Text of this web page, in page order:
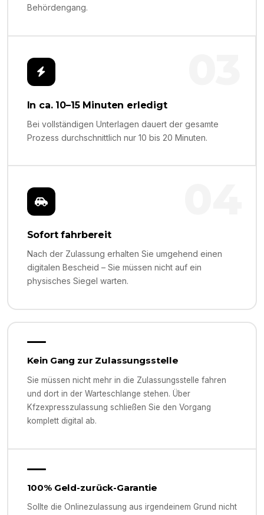
Behördengang.
In ca. 10–15 Minuten erledigt
Bei vollständigen Unterlagen dauert der gesamte
Prozess durchschnittlich nur 10 bis 20 Minuten.
Sofort fahrbereit
Nach der Zulassung erhalten Sie umgehend einen
digitalen Bescheid – Sie müssen nicht auf ein
physisches Siegel warten.
Kein Gang zur Zulassungsstelle
Sie müssen nicht mehr in die Zulassungsstelle fahren
und dort in der Warteschlange stehen. Über
Kfzexpresszulassung schließen Sie den Vorgang
komplett digital ab.
100% Geld-zurück-Garantie
Sollte die Onlinezulassung aus irgendeinem Grund nicht